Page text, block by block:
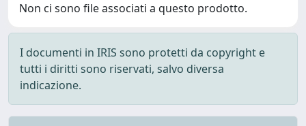
Non ci sono file associati a questo prodotto.
I documenti in IRIS sono protetti da copyright e
tutti i diritti sono riservati, salvo diversa
indicazione.